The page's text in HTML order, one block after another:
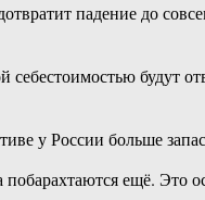
падение до
будут
у России больше
ещё. Это